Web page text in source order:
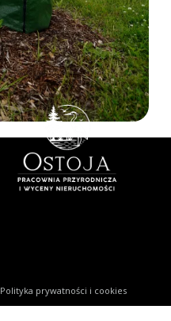
Polityka prywatności i cookies